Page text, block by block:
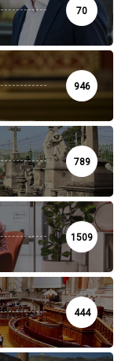
70
946
789
1509
444